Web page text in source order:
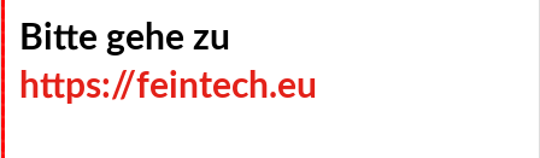
N
TVideo / HDMI
Bitte gehe zu
https://feintech.eu